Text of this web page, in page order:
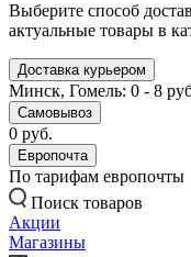
Выберите способ
актуальные товары в
Доставка курьером
Минск, Гомель: 0 - 8
Самовывоз
0 руб.
Европочта
По тарифам европочты
Поиск товаров
Акции
Магазины